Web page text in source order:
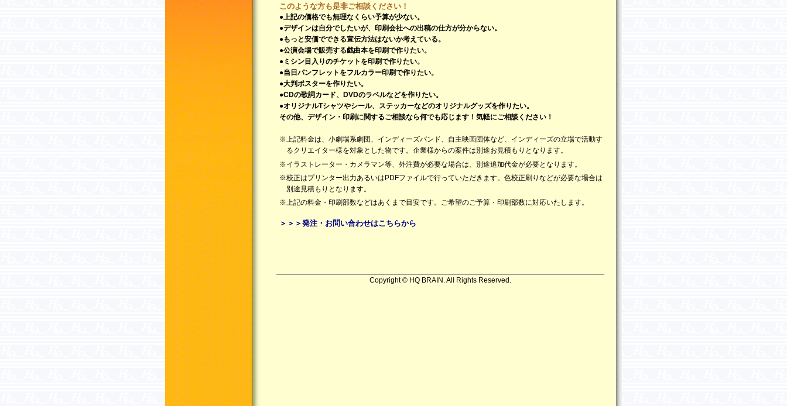
このような方も是非ご相談ください！
●上記の価格でも無理なくらい予算が少ない。
●デザインは自分でしたいが、印刷会社への出稿の仕方が分からない。
●もっと安価でできる宣伝方法はないか考えている。
●公演会場で販売する戯曲本を印刷で作りたい。
●ミシン目入りのチケットを印刷で作りたい。
●当日パンフレットをフルカラー印刷で作りたい。
●大判ポスターを作りたい。
●CDの歌詞カード、DVDのラベルなどを作りたい。
●オリジナルTシャツやシール、ステッカーなどのオリジナルグッズを作りたい。
その他、デザイン・印刷に関するご相談なら何でも応じます！気軽にご相談ください！
※上記料金は、小劇場系劇団、インディーズバンド、自主映画団体など、インディーズの立場で活動す
るクリエイター様を対象とした物です。企業様からの案件は別途お見積もりとなります。
※イラストレーター・カメラマン等、外注費が必要な場合は、別途追加代金が必要となります。
※校正はプリンター出力あるいはPDFファイルで行っていただきます。色校正刷りなどが必要な場合は
別途見積もりとなります。
※上記の料金・印刷部数などはあくまで目安です。ご希望のご予算・印刷部数に対応いたします。
＞＞＞発注・お問い合わせはこちらから
Copyright © HQ BRAIN. All Rights Reserved.